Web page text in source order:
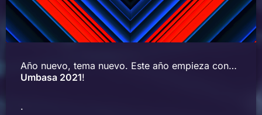
Año nuevo, tema nuevo. Este año empieza con…
Umbasa 2021!
.